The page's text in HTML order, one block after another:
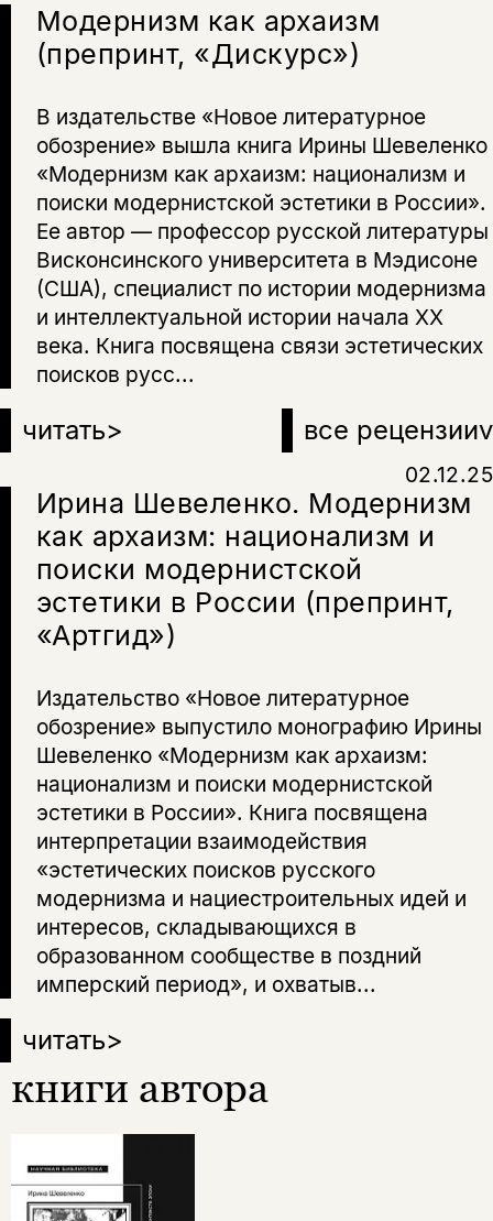
Модернизм как архаизм
(препринт, «Дискурс»)
В издательстве «Новое литературное
обозрение» вышла книга Ирины Шевеленко
«Модернизм как архаизм: национализм и
поиски модернистской эстетики в России».
Ее автор — профессор русской литературы
Висконсинского университета в Мэдисоне
(США), специалист по истории модернизма
и интеллектуальной истории начала XX
века. Книга посвящена связи эстетических
поисков русс...
читать> все рецензииv
Ирина Шевеленко. Модернизм
как архаизм: национализм и
поиски модернистской
эстетики в России (препринт,
«Артгид»)
02.12.25
Издательство «Новое литературное
обозрение» выпустило монографию Ирины
Шевеленко «Модернизм как архаизм:
национализм и поиски модернистской
эстетики в России». Книга посвящена
интерпретации взаимодействия
«эстетических поисков русского
модернизма и нациестроительных идей и
интересов, складывающихся в
образованном сообществе в поздний
имперский период», и охватыв...
читать>
книги автора